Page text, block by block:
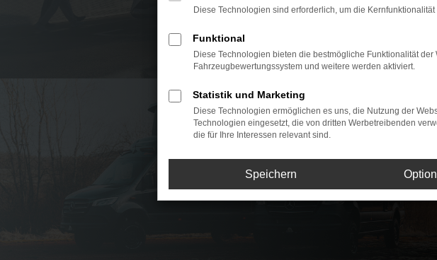
Diese Technologien sind erforderlich, um die
Funktional
Diese Technologien bieten die bestmögliche Funktionalität
Fahrzeugbewertungssystem und weitere werden aktiviert.
Statistik und Marketing
Diese Technologien ermöglichen es uns, die Nutzung der
Technologien eingesetzt, die von dritten Werbetreibenden
die für Ihre Interessen relevant sind.
Speichern